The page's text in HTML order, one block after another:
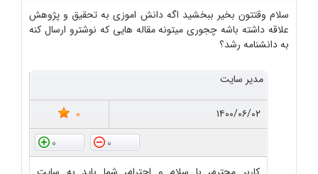
سلام وقتتون بخیر ببخشید اگه دانش اموزی به تحقیق و پژوهش
علاقه داشته باشه چجوری میتونه مقاله هایی که نوشترو ارسال کنه
به دانشنامه رشد؟
مدیر سایت
۱۴۰۰/۰۶/۰۲
0
0
0